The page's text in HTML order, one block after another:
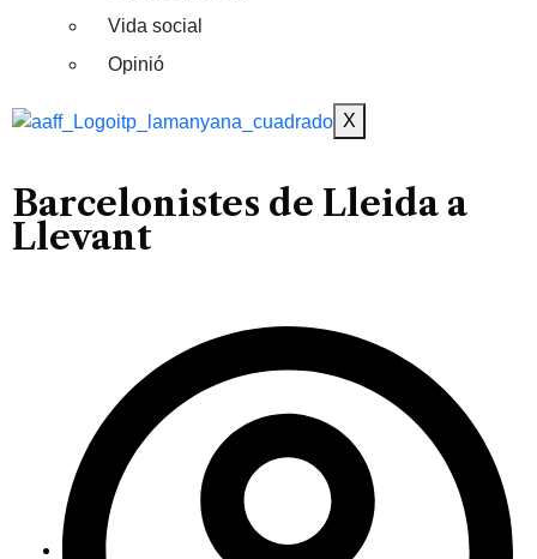
Vida social
Opinió
X
Barcelonistes de Lleida a
Llevant